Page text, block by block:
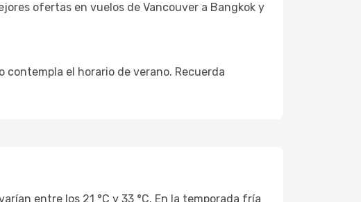
ofertas en vuelos de Vancouver a Bangkok y
contempla el horario de verano. Recuerda
entre los 21 °C y 33 °C. En la temporada fría